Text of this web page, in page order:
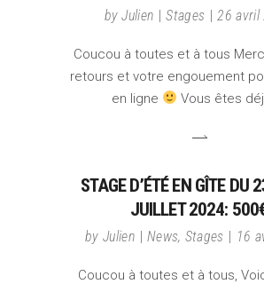
byJulien Stages 26 avril
Coucou à toutes et à tous
retours et votre engouement
en ligne
Vous êtes
STAGE D’ÉTÉ EN GÎTE DU
JUILLET 2024:
byJulien News, Stages 16
Coucou à toutes et à tous,